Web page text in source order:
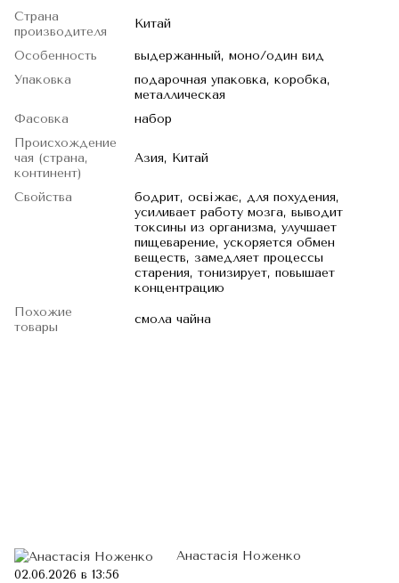
Страна
производителя
Китай
Особенность
выдержанный, моно/один вид
Упаковка
подарочная упаковка, коробка,
металлическая
Фасовка
набор
Происхождение
чая (страна,
континент)
Азия, Китай
Свойства
бодрит, освіжає, для похудения,
усиливает работу мозга, выводит
токсины из организма, улучшает
пищеварение, ускоряется обмен
веществ, замедляет процессы
старения, тонизирует, повышает
концентрацию
Похожие
товары
смола чайна
Анастасія Ноженко
02.06.2026 в 13:56